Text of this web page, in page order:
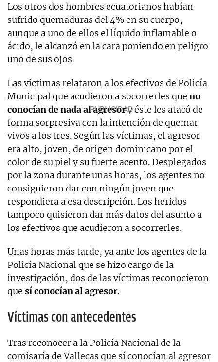
Los otros dos hombres ecuatorianos habían
sufrido quemaduras del 4% en su cuerpo,
aunque a uno de ellos el líquido inflamable o
ácido, le alcanzó en la cara poniendo en peligro
uno de sus ojos.
Las víctimas relataron a los efectivos de Policía
Municipal que acudieron a socorrerles que no
conocían de nada al agresory éste les atacó de
forma sorpresiva con la intención de quemar
vivos a los tres. Según las víctimas, el agresor
era alto, joven, de origen dominicano por el
color de su piel y su fuerte acento. Desplegados
por la zona durante unas horas, los agentes no
consiguieron dar con ningún joven que
respondiera a esa descripción. Los heridos
tampoco quisieron dar más datos del asunto a
los efectivos que acudieron a socorrerles.
Unas horas más tarde, ya ante los agentes de la
Policía Nacional que se hizo cargo de la
investigación, dos de las víctimas reconocieron
que sí conocían al agresor.
Víctimas con antecedentes
Tras reconocer a la Policía Nacional de la
comisaría de Vallecas que sí conocían al agresor